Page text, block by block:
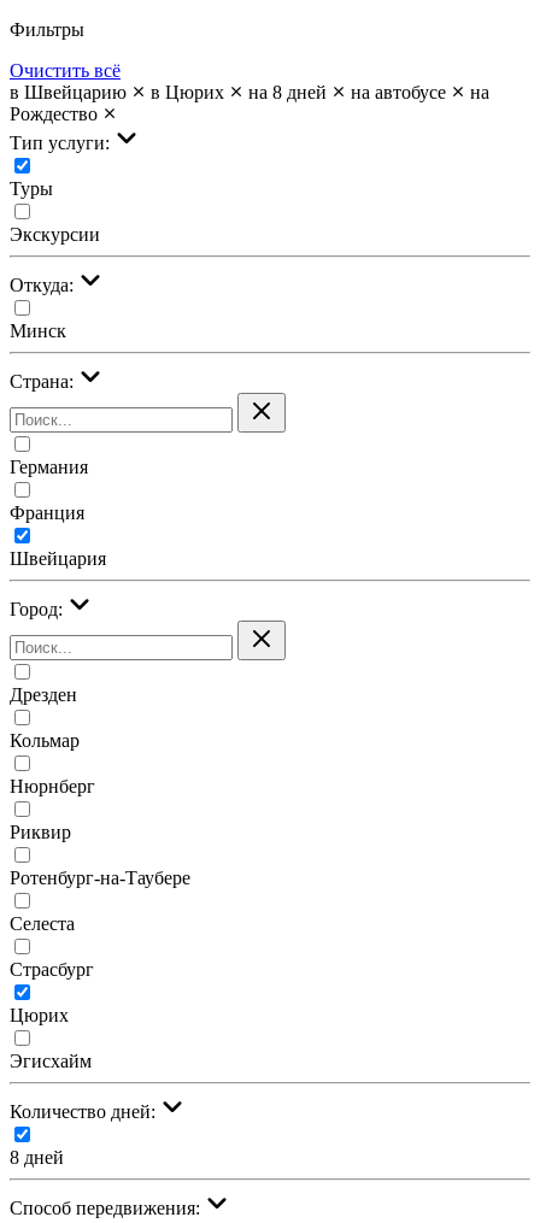
Фильтры
Очистить всё
в Швейцарию
в Цюрих на 8 дней на автобусе
на
Рождество
Тип услуги:
Туры
Экскурсии
Откуда:
Минск
Страна:
Германия
Франция
Швейцария
Город:
Дрезден
Кольмар
Нюрнберг
Риквир
Ротенбург-на-Таубере
Селеста
Страсбург
Цюрих
Эгисхайм
Количество дней:
8 дней
Cпособ передвижения: